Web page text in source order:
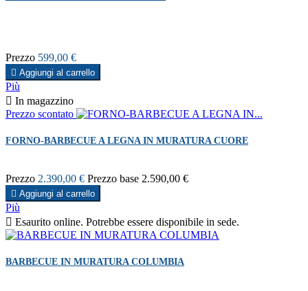
Prezzo 599,00 €
 Aggiungi al carrello
Più
 In magazzino
Prezzo scontato
FORNO-BARBECUE A LEGNA IN MURATURA CUORE
Prezzo 2.390,00 € Prezzo base 2.590,00 €
 Aggiungi al carrello
Più
 Esaurito online. Potrebbe essere disponibile in sede.
BARBECUE IN MURATURA COLUMBIA